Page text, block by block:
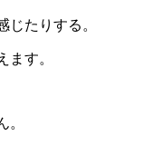
じたりする。
ます。
。